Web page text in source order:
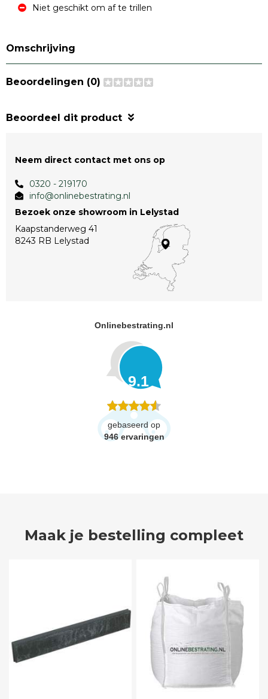
Niet geschikt om af te trillen
Omschrijving
Beoordelingen (0)
Beoordeel dit product
Neem direct contact met ons op
0320 - 219170
info@onlinebestrating.nl
Bezoek onze showroom in Lelystad
Kaapstanderweg 41
8243 RB Lelystad
Onlinebestrating.nl
9.1
gebaseerd op
946 ervaringen
Maak je bestelling compleet